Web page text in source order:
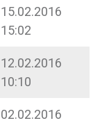
15.02.2016
15:02
12.02.2016
10:10
02.02.2016